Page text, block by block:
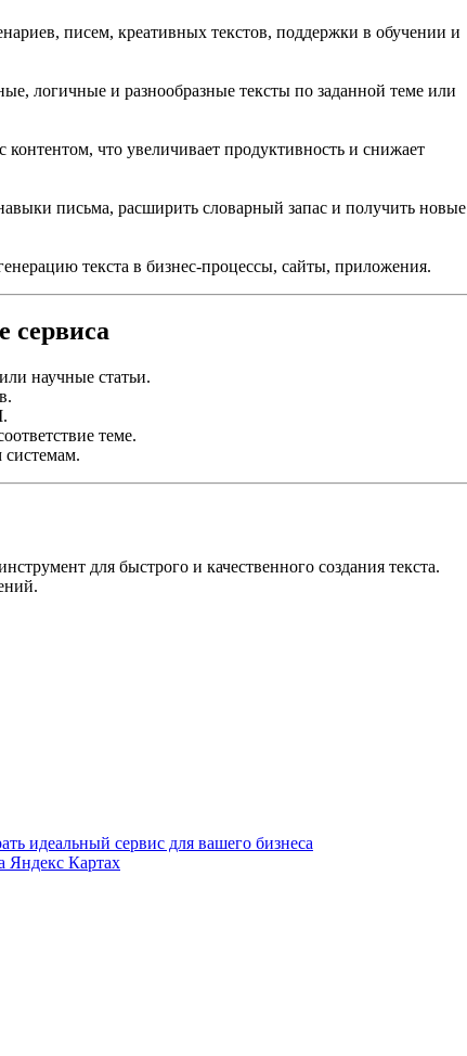
писем, креативных текстов, поддержки в обучении и
логичные и разнообразные тексты по заданной теме или
контентом, что увеличивает продуктивность и снижает
письма, расширить словарный запас и получить новые
текста в бизнес-процессы, сайты, приложения.
сервиса
научные статьи.
теме.
системам.
для быстрого и качественного создания текста.
идеальный сервис для вашего бизнеса
Яндекс Картах